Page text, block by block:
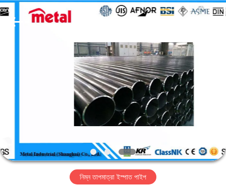
কারখানা
TOBO
STEEL
GROUP
CHINA.
নিম্ন তাপমাত্রা ইস্পাত পাইপ